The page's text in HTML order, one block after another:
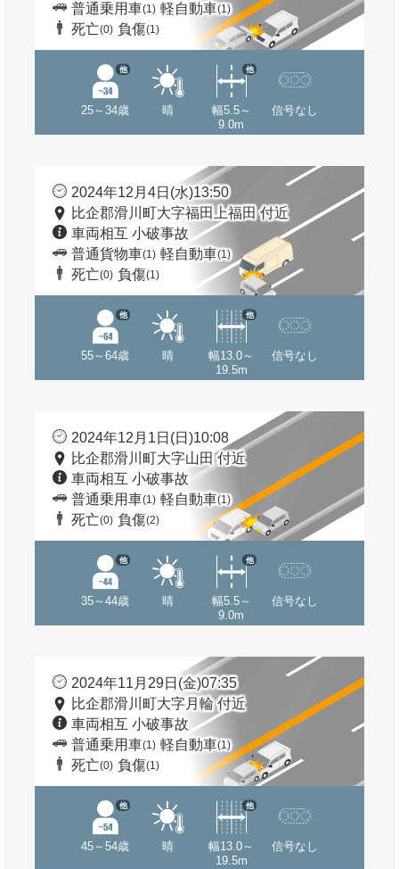
普通乗用車(1) 軽自動車(1)
死亡(0) 負傷(1)
25～34歳
他
晴
幅5.5～
9.0m
他
信号なし
2024年12月4日(水)13:50
比企郡滑川町大字福田上福田 付近
車両相互 小破事故
普通貨物車(1) 軽自動車(1)
死亡(0) 負傷(1)
55～64歳
他
晴
幅13.0～
19.5m
他
信号なし
2024年12月1日(日)10:08
比企郡滑川町大字山田 付近
車両相互 小破事故
普通乗用車(1) 軽自動車(1)
死亡(0) 負傷(2)
35～44歳
他
晴
幅5.5～
9.0m
他
信号なし
2024年11月29日(金)07:35
比企郡滑川町大字月輪 付近
車両相互 小破事故
普通乗用車(1) 軽自動車(1)
死亡(0) 負傷(1)
45～54歳
他
晴
幅13.0～
19.5m
他
信号なし